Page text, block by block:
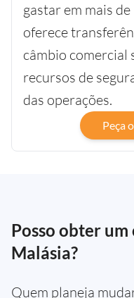
gastar em mais
oferece
câmbio comercial
recursos de
das operações.
Peça
Posso obter
Malásia?
Quem planeja